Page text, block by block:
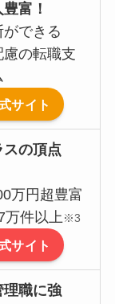
富！
できる
の転職支
サイト
の頂点
万円超豊富
万件以上※3
サイト
理職に強